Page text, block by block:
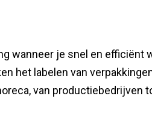
wanneer je snel en efficiënt
het labelen van
van productiebedrijven